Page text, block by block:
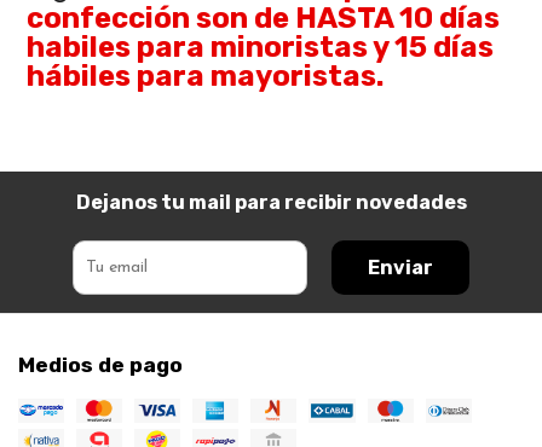
confección son de HASTA 10 días
habiles para minoristas y 15 días
hábiles para mayoristas.
Dejanos tu mail para recibir novedades
Enviar
Medios de pago